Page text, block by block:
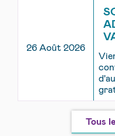
26 Août 2026
Tous